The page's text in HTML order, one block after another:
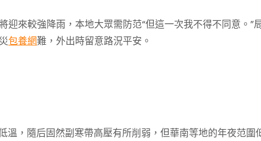
來較強降雨，本地大眾需防范“但這一次我不得不同意。”
包養網難，外出時留意路況平安。
溫，隨后固然副寒帶高壓有所削弱，但華南等地的年夜范圍